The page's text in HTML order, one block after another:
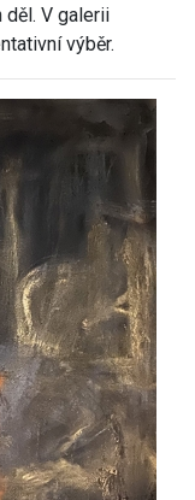
V galerii
výběr.